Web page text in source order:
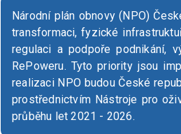
Národní plán obnovy (NPO)
transformaci, fyzické
regulaci a podpoře podnikání,
RePoweru. Tyto priority jsou
realizaci NPO budou České
prostřednictvím Nástroje pro
průběhu let 2021 - 2026.